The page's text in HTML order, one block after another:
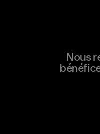
Nous